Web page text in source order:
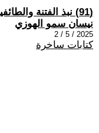
(91) نبذ الفتنة والطائفية السورية ! ليش شنو سببها !
نيسان سمو الهوزي
2025 / 5 / 2
كتابات ساخرة